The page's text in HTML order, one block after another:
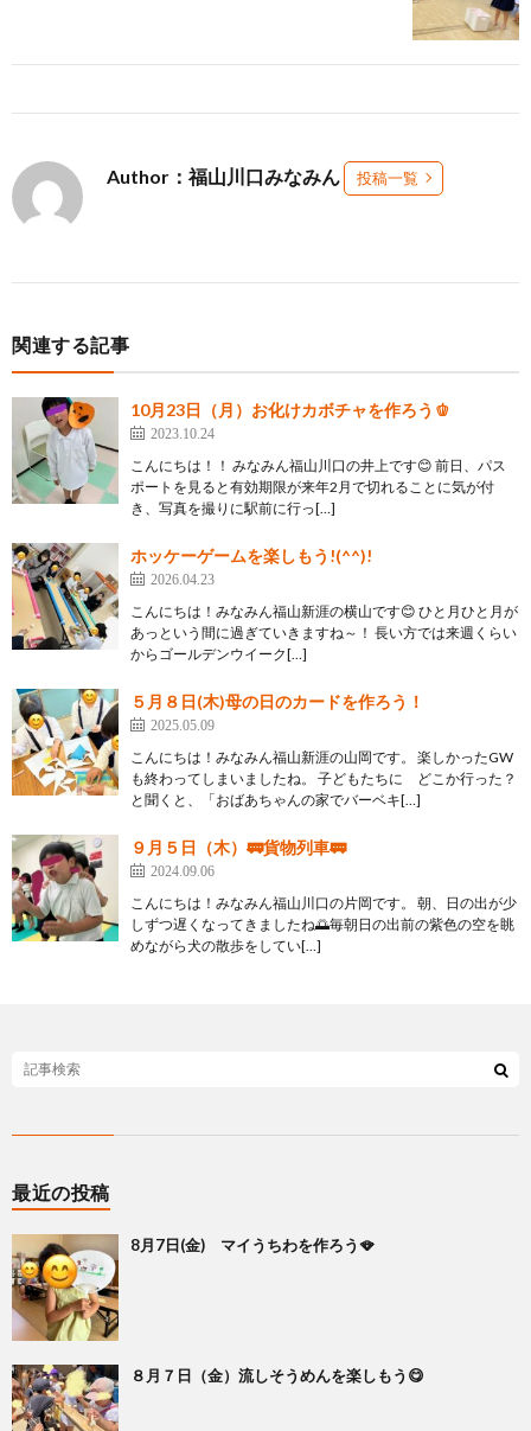
Author：福山川口みなみん 投稿一覧
関連する記事
10月23日（月）お化けカボチャを作ろう🫑
2023.10.24
こんにちは！！ みなみん福山川口の井上です😊 前日、パス
ポートを見ると有効期限が来年2月で切れることに気が付
き、写真を撮りに駅前に行っ[…]
ホッケーゲームを楽しもう!(^^)!
2026.04.23
こんにちは！みなみん福山新涯の横山です😊 ひと月ひと月が
あっという間に過ぎていきますね～！ 長い方では来週くらい
からゴールデンウイーク[…]
５月８日(木)母の日のカードを作ろう！
2025.05.09
こんにちは！みなみん福山新涯の山岡です。 楽しかったGW
も終わってしまいましたね。 子どもたちに どこか行った？
と聞くと、「おばあちゃんの家でバーベキ[…]
９月５日（木）🚃貨物列車🚃
2024.09.06
こんにちは！みなみん福山川口の片岡です。 朝、日の出が少
しずつ遅くなってきましたね🌅毎朝日の出前の紫色の空を眺
めながら犬の散歩をしてい[…]
最近の投稿
8月7日(金) マイうちわを作ろう🪭
８月７日（金）流しそうめんを楽しもう😋